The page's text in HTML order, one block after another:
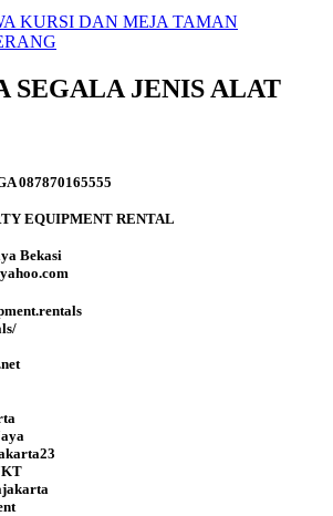
SEGALA JENIS ALAT
087870165555
EQUIPMENT RENTAL
Bekasi